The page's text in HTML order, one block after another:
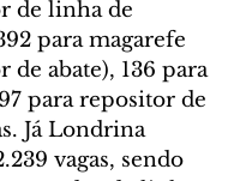
de linha de
para magarefe
de abate), 136 para
para repositor de
Já Londrina
vagas, sendo